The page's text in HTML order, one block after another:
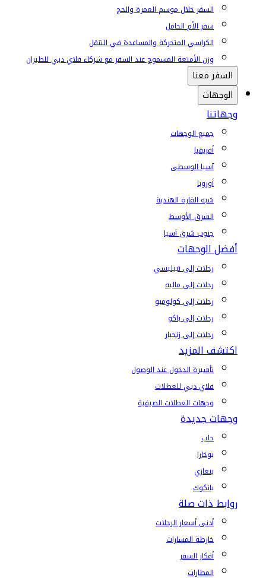
السفر خلال موسم العمرة والحج
سفر الأم الحامل
الكراسي المتحركة والمساعدة في التنقل
وزن الأمتعة المسموح عند السفر مع شركاء فلاي دبي للطيران
السفر معنا
الوجهات
وجهاتنا
جميع الوجهات
أفريقيا
آسيا الوسطى
أوروبا
شبه القارة الهندية
الشرق الأوسط
جنوب شرق آسيا
أفضل الوجهات
رحلات إلى تبيليسي
رحلات إلى ماليه
رحلات إلى كولومبو
رحلات إلى باكو
رحلات إلى زنجبار
اكتشف المزيد
تأشيرة الدخول عند الوصول
فلاي دبي للعطلات
وجهات العطلات الصيفية
وجهات جديدة
حلب
بوخارا
بنغازي
بانكوك
روابط ذات صلة
أدنى أسعار الرحلات
خارطة المسارات
أفكار السفر
المطارات